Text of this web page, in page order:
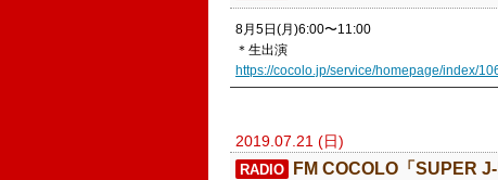
8月5日(月)6:00〜11:00
＊生出演
https://cocolo.jp/service/homepage/index/
2019.07.21 (日)
RADIO ​FM COCOLO「SUPER